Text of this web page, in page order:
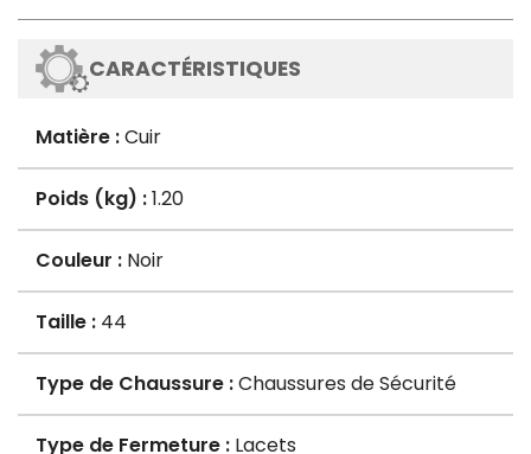
CARACTÉRISTIQUES
Matière :Cuir
Poids (kg) :1.20
Couleur : Noir
Taille : 44
Type de Chaussure :Chaussures de Sécurité
Type de Fermeture : Lacets